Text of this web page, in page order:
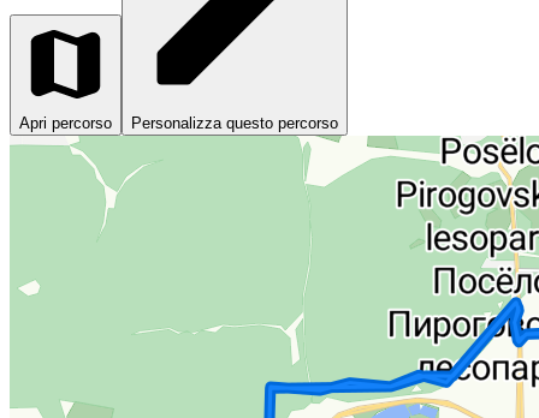
Apri percorso Personalizza questo percorso